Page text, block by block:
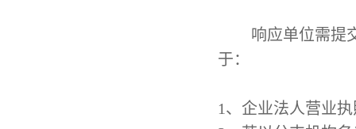
响应单位需提
于：
1 、 企业法人营业